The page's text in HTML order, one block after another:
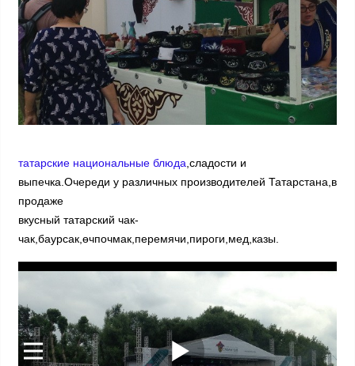
татарские национальные блюда ,сладости и
выпечка.Очереди у различных производителей Татарстана,в
продаже
вкусный татарский чак-
чак,баурсак,өчпочмак,перемячи,пироги,мед,казы.